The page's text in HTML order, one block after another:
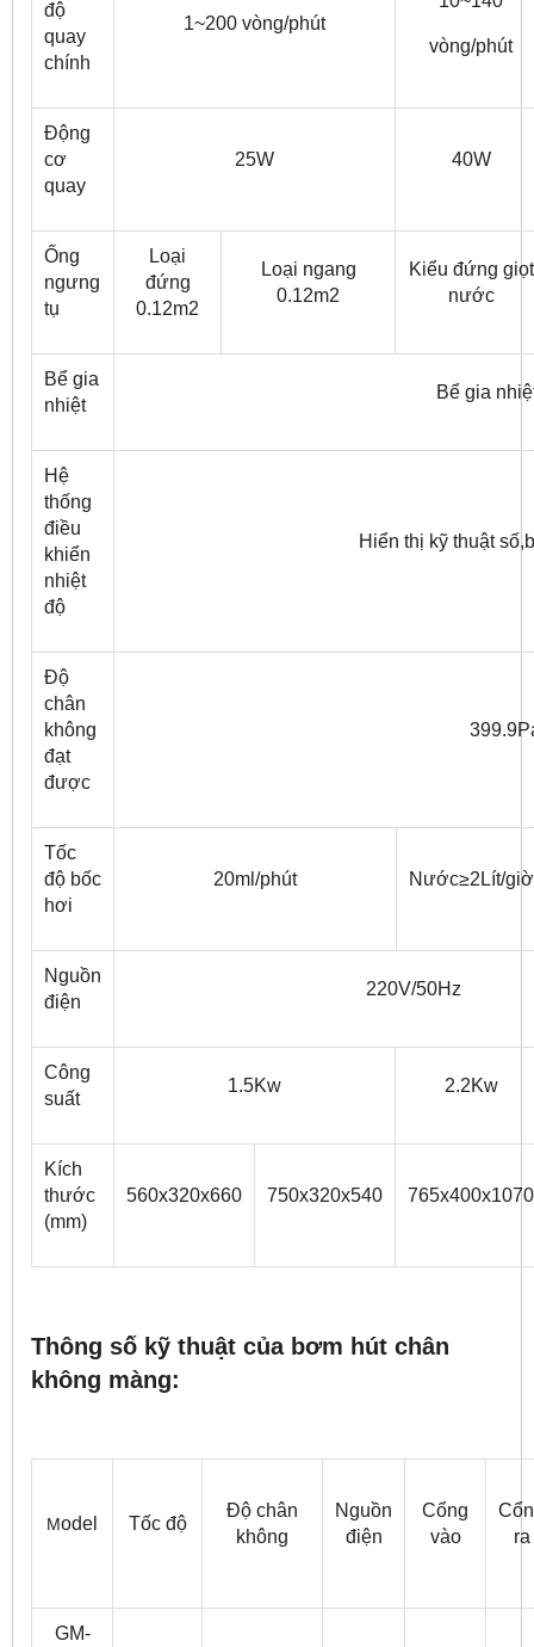
độ
quay
chính
1~200 vòng/phút
vòng/phút
Động
cơ
quay
25W 40W
Ống
ngưng
tụ
Loại
đứng
0.12m2
Loại ngang
0.12m2
Kiểu đứng giọt
nước
Bể gia
nhiệt
Bể gia
Hệ
thống
điều
khiển
nhiệt
độ
Hiển thị kỹ thuật
Độ
chân
không
đạt
được
Tốc
độ bốc
hơi
20ml/phút Nước≥2Lít/giờ
Nguồn
điện
220V/50Hz
Công
suất
1.5Kw 2.2Kw
Kích
thước
(mm)
560x320x660 750x320x540 765x400x1070
Thông số kỹ thuật của bơm hút chân
không màng:
Model Tốc độ
Độ chân
không
Nguồn
điện
Cổng
vào
ra
GM-